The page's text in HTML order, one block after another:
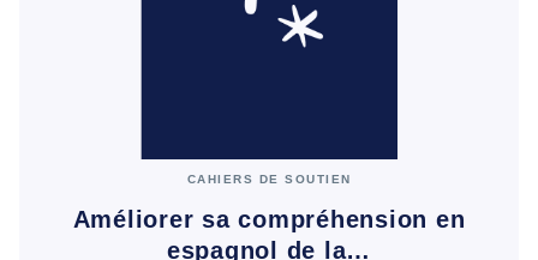
CAHIERS DE SOUTIEN
Améliorer sa compréhension en
espagnol de la…